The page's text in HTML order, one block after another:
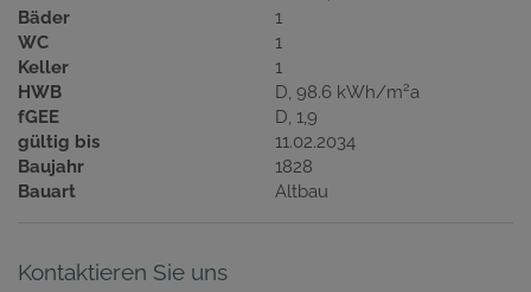
Bäder
1
WC
1
Keller
1
HWB
D, 98.6 kWh/m2a
fGEE
D, 1,9
gültig bis
11.02.2034
Baujahr
1828
Bauart
Altbau
Kontaktieren Sie uns